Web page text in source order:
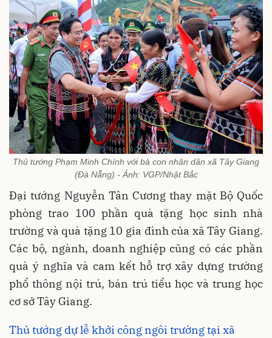
Thủ tướng Phạm Minh Chính với bà con nhân dân xã Tây Giang
(Đà Nẵng) - Ảnh: VGP/Nhật Bắc
Đại tướng Nguyễn Tân Cương thay mặt Bộ Quốc
phòng trao 100 phần quà tặng học sinh nhà
trường và quà tặng 10 gia đình của xã Tây Giang.
Các bộ, ngành, doanh nghiệp cũng có các phần
quà ý nghĩa và cam kết hỗ trợ xây dựng trường
phổ thông nội trú, bán trú tiểu học và trung học
cơ sở Tây Giang.
Thủ tướng dự lễ khởi công ngôi trường tại xã